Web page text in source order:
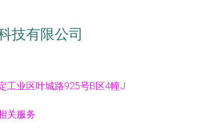
技有限公司
工业区叶城路925号B区4幢J
关服务